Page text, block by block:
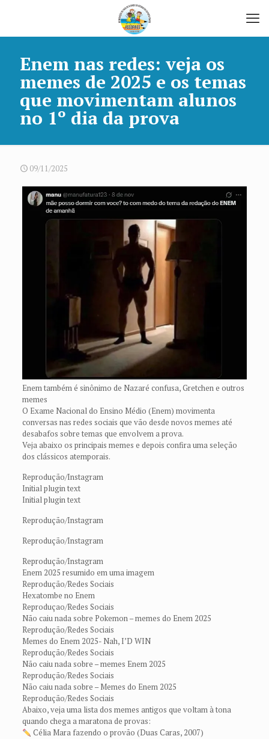
Enem nas redes: veja os
memes de 2025 e os temas
que movimentam alunos
no 1º dia da prova
09/11/2025
Enem também é sinônimo de Nazaré confusa, Gretchen e outros
memes
O Exame Nacional do Ensino Médio (Enem) movimenta
conversas nas redes sociais que vão desde novos memes até
desabafos sobre temas que envolvem a prova.
Veja abaixo os principais memes e depois confira uma seleção
dos clássicos atemporais.
Reprodução/Instagram
Initial plugin text
Initial plugin text
Reprodução/Instagram
Reprodução/Instagram
Reprodução/Instagram
Enem 2025 resumido em uma imagem
Reprodução/Redes Sociais
Hexatombe no Enem
Reproduçao/Redes Sociais
Não caiu nada sobre Pokemon – memes do Enem 2025
Reprodução/Redes Sociais
Memes do Enem 2025- Nah, I’D WIN
Reprodução/Redes Sociais
Não caiu nada sobre – memes Enem 2025
Reprodução/Redes Sociais
Não caiu nada sobre – Memes do Enem 2025
Reprodução/Redes Sociais
Abaixo, veja uma lista dos memes antigos que voltam à tona
quando chega a maratona de provas:
Célia Mara fazendo o provão (Duas Caras, 2007)